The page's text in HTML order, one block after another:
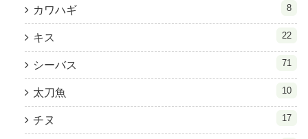
カワハギ 8
キス 22
シーバス 71
太刀魚 10
チヌ 17